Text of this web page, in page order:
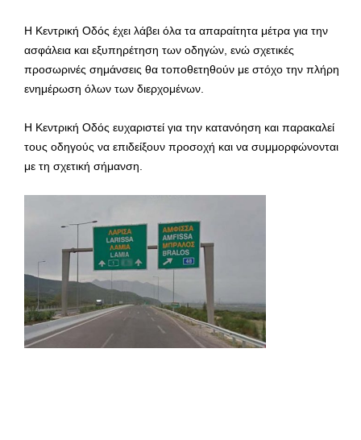
Η Κεντρική Οδός έχει λάβει όλα τα απαραίτητα μέτρα για την
ασφάλεια και εξυπηρέτηση των οδηγών, ενώ σχετικές
προσωρινές σημάνσεις θα τοποθετηθούν με στόχο την πλήρη
ενημέρωση όλων των διερχομένων.
Η Κεντρική Οδός ευχαριστεί για την κατανόηση και παρακαλεί
τους οδηγούς να επιδείξουν προσοχή και να συμμορφώνονται
με τη σχετική σήμανση.